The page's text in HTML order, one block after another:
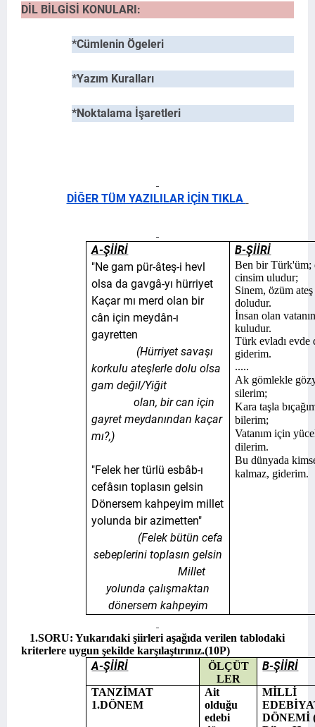
DİL BİLGİSİ KONULARI:
*Cümlenin Ögeleri
*Yazım Kuralları
*Noktalama İşaretleri
DİĞER TÜM YAZILILAR İÇİN TIKLA
A-ŞİİRİ
"Ne gam pür-âteş-i hevl
olsa da gavgâ-yı hürriyet
Kaçar mı merd olan bir
cân için meydân-ı
gayretten
(Hürriyet savaşı
korkulu ateşlerle dolu olsa
gam değil/Yiğit
olan, bir can için
gayret meydanından kaçar
mı?,)
"Felek her türlü esbâb-ı
cefâsın toplasın gelsin
Dönersem kahpeyim millet
yolunda bir azimetten"
(Felek bütün cefa
sebeplerini toplasın gelsin
Millet
yolunda çalışmaktan
dönersem kahpeyim
B-ŞİİRİ
Ben bir Türk'üm;
cinsim uludur;
Sinem, özüm
doludur.
İnsan olan
kuludur.
Türk evladı evde
giderim.
.....
Ak gömlekle
silerim;
Kara taşla
bilerim;
Vatanım için
dilerim.
Bu dünyada
kalmaz, giderim.
1.SORU: Yukarıdaki şiirleri aşağıda verilen tablodaki
kriterlere uygun şekilde karşılaştırınız.(10P)
A-ŞİİRİ
ÖLÇÜT
LER
B-ŞİİRİ
TANZİMAT
1.DÖNEM
Ait
olduğu
edebi
MİLLİ
DÖNEMİ